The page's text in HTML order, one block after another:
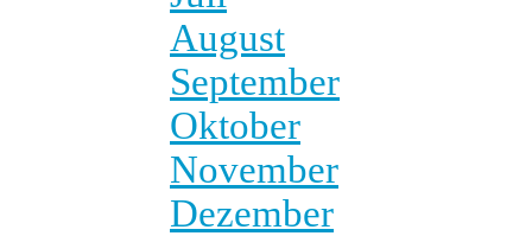
August
September
Oktober
November
Dezember